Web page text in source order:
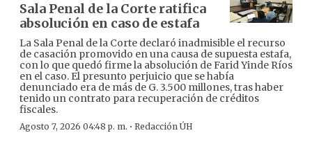
Sala Penal de la Corte ratifica
absolución en caso de estafa
La Sala Penal de la Corte declaró inadmisible el recurso
de casación promovido en una causa de supuesta estafa,
con lo que quedó firme la absolución de Farid Yinde Ríos
en el caso. El presunto perjuicio que se había
denunciado era de más de G. 3.500 millones, tras haber
tenido un contrato para recuperación de créditos
fiscales.
Agosto 7, 2026 04:48 p. m. · Redacción ÚH